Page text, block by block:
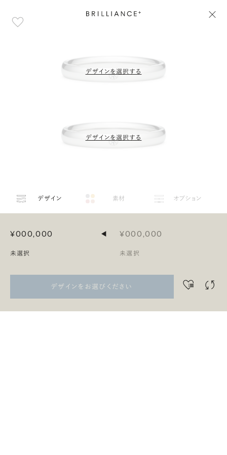
デザインを選択する
デザインを選択する
デザイン 素材 オプション
¥000,000
未選択
◀ ¥000,000
未選択
デザインをお選びください